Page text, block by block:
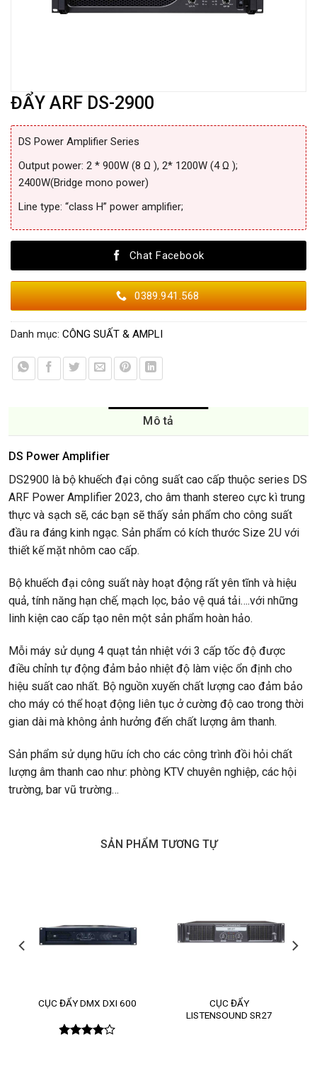
ĐẨY ARF DS-2900
DS Power Amplifier Series
Output power: 2 * 900W (8 Ω ), 2* 1200W (4 Ω );
2400W(Bridge mono power)
Line type: “class H” power amplifier;
Chat Facebook
0389.941.568
Danh mục: CÔNG SUẤT & AMPLI
Mô tả
DS Power Amplifier
DS2900 là bộ khuếch đại công suất cao cấp thuộc series DS
ARF Power Amplifier 2023, cho âm thanh stereo cực kì trung
thực và sạch sẽ, các bạn sẽ thấy sản phẩm cho công suất
đầu ra đáng kinh ngạc. Sản phẩm có kích thước Size 2U với
thiết kế mặt nhôm cao cấp.
Bộ khuếch đại công suất này hoạt động rất yên tĩnh và hiệu
quả, tính năng hạn chế, mạch lọc, bảo vệ quá tải….với những
linh kiện cao cấp tạo nên một sản phẩm hoàn hảo.
Mỗi máy sử dụng 4 quạt tản nhiệt với 3 cấp tốc độ được
điều chỉnh tự động đảm bảo nhiệt độ làm việc ổn định cho
hiệu suất cao nhất. Bộ nguồn xuyến chất lượng cao đảm bảo
cho máy có thể hoạt động liên tục ở cường độ cao trong thời
gian dài mà không ảnh hưởng đến chất lượng âm thanh.
Sản phẩm sử dụng hữu ích cho các công trình đồi hỏi chất
lượng âm thanh cao như: phòng KTV chuyên nghiệp, các hội
trường, bar vũ trường…
SẢN PHẨM TƯƠNG TỰ
CỤC ĐẨY DMX DXI 600
CỤC ĐẨY
LISTENSOUND SR27